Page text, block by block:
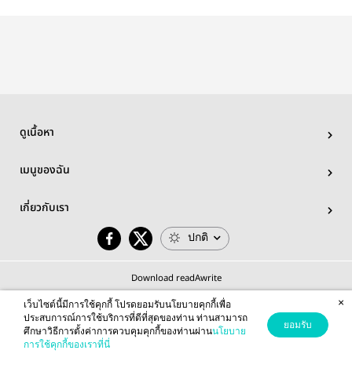
ดูเนื้อหา
เมนูของฉัน
เกี่ยวกับเรา
ปกติ
Download readAwrite
© 2026 readAwrite.com by MEB Corporation Public Company Limited
This site is protected by reCAPTCHA and the Google
เว็บไซต์นี้มีการใช้คุกกี้ โปรดยอมรับนโยบายคุกกี้เพื่อ
ประสบการณ์การใช้บริการที่ดีที่สุดของท่าน ท่านสามารถ
ศึกษาวิธีการตั้งค่าการควบคุมคุกกี้ของท่านผ่านนโยบาย
การใช้คุกกี้ของเราที่นี่
ยอมรับ
×